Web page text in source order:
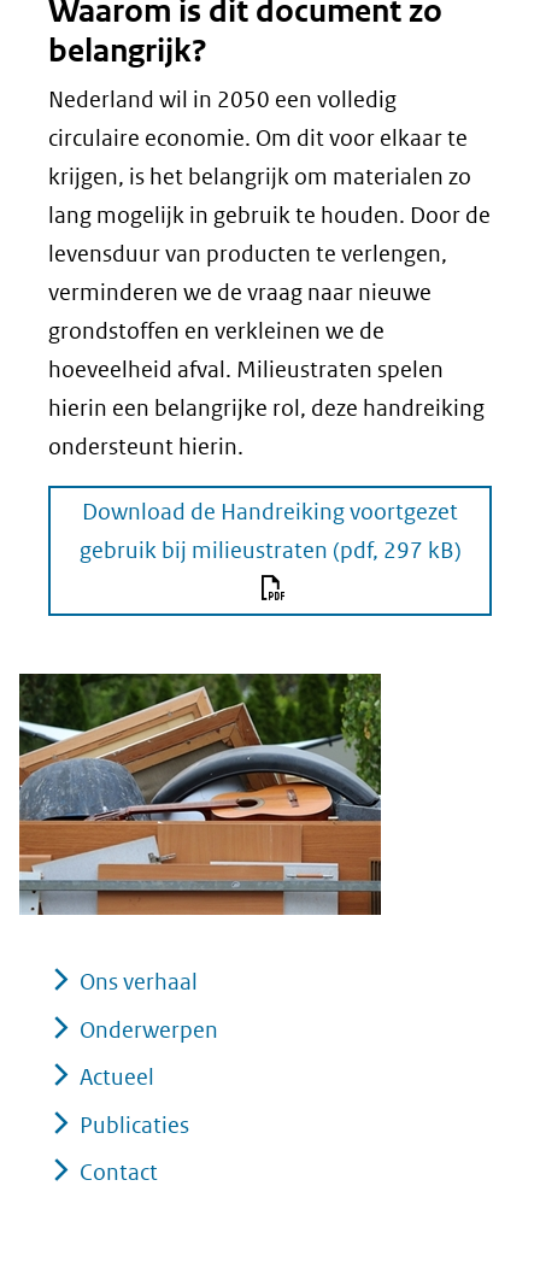
Waarom is dit document zo
belangrijk?
Nederland wil in 2050 een volledig
circulaire economie. Om dit voor elkaar te
krijgen, is het belangrijk om materialen zo
lang mogelijk in gebruik te houden. Door de
levensduur van producten te verlengen,
verminderen we de vraag naar nieuwe
grondstoffen en verkleinen we de
hoeveelheid afval. Milieustraten spelen
hierin een belangrijke rol, deze handreiking
ondersteunt hierin.
Download de Handreiking voortgezet
gebruik bij milieustraten (pdf, 297 kB)
Ons verhaal
Onderwerpen
Actueel
Publicaties
Contact